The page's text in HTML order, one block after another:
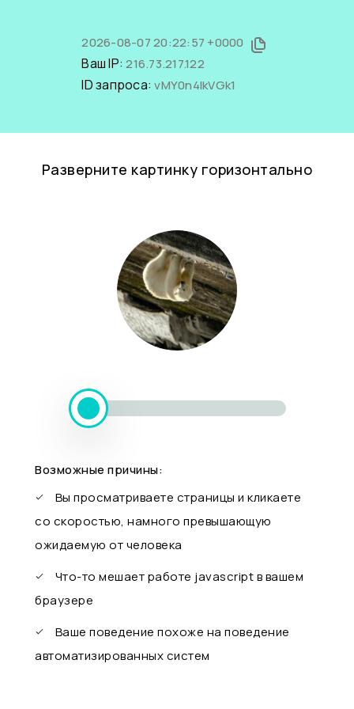
2026-08-07 20:22:57 +0000
Ваш IP:216.73.217.122
ID запроса:vMY0n4IkVGk1
Разверните картинку горизонтально
Возможные причины:
Вы просматриваете страницы и кликаете
со скоростью, намного превышающую
ожидаемую от человека
Что-то мешает работе javascript в вашем
браузере
Ваше поведение похоже на поведение
автоматизированных систем